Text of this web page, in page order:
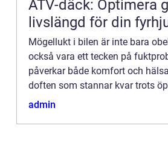
ATV-däck: Optimera
livslängd för din
Mögellukt i bilen är inte bara
också vara ett tecken på
påverkar både komfort och
doften som stannar kvar trots
göra...
admin